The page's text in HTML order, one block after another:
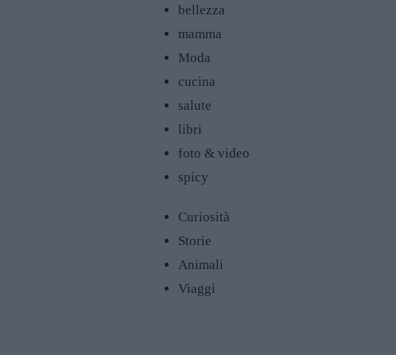
bellezza
mamma
Moda
cucina
salute
libri
foto & video
spicy
Curiosità
Storie
Animali
Viaggi